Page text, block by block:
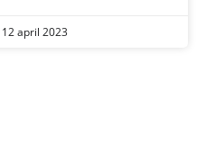
12 april 2023